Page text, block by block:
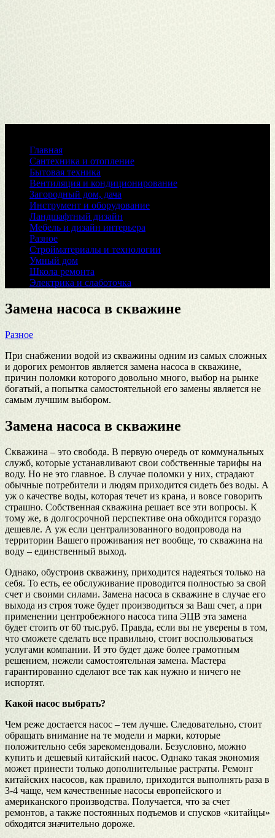
Главная
Сантехника и отопление
Бытовая техника
Вентиляция и кондиционирование
Загородный дом, дача
Инструмент и оборудование
Ландшафтный дизайн
Мебель и дизайн интерьера
Разное
Стройматериалы и технологии
Умный дом
Школа ремонта
Электрика и слаботочка
Замена насоса в скважине
Разное
При снабжении водой из скважины одним из самых сложных
и дорогих ремонтов является замена насоса в скважине,
причин поломки которого довольно много, выбор на рынке
богатый, а попытка самостоятельной его замены является не
самым лучшим выбором.
Замена насоса в скважине
Скважина – это свобода. В первую очередь от коммунальных
служб, которые устанавливают свои собственные тарифы на
воду. Но не это главное. В случае поломки у них, страдают
обычные потребители и людям приходится сидеть без воды. А
уж о качестве воды, которая течет из крана, и вовсе говорить
страшно. Собственная скважина решает все эти вопросы. К
тому же, в долгосрочной перспективе она обходится гораздо
дешевле. А уж если централизованного водопровода на
территории Вашего проживания нет вообще, то скважина на
воду – единственный выход.
Однако, обустроив скважину, приходится надеяться только на
себя. То есть, ее обслуживание проводится полностью за свой
счет и своими силами. Замена насоса в скважине в случае его
выхода из строя тоже будет производиться за Ваш счет, а при
применении центробежного насоса типа ЭЦВ эта замена
будет стоить от 60 тыс.руб. Правда, если вы не уверены в том,
что сможете сделать все правильно, стоит воспользоваться
услугами компании. И это будет даже более грамотным
решением, нежели самостоятельная замена. Мастера
гарантированно сделают все так как нужно и ничего не
испортят.
Какой насос выбрать?
Чем реже достается насос – тем лучше. Следовательно, стоит
обращать внимание на те модели и марки, которые
положительно себя зарекомендовали. Безусловно, можно
купить и дешевый китайский насос. Однако такая экономия
может принести только дополнительные растраты. Ремонт
китайских насосов, как правило, приходится выполнять раза в
3-4 чаще, чем качественные насосы европейского и
американского производства. Получается, что за счет
ремонтов, а также постоянных подъемов и спусков «китайцы»
обходятся значительно дороже.